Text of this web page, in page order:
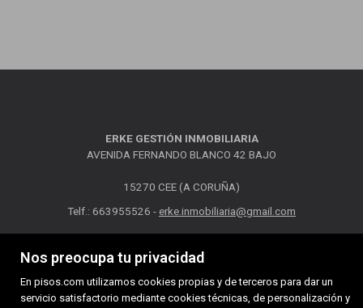
Nos preocupa tu privacidad
En pisos.com utilizamos cookies propias y de terceros para dar un
servicio satisfactorio mediante cookies técnicas, de personalización y
ERKE GESTIÓN INMOBILIARIA
AVENIDA FERNANDO BLANCO 42 BAJO
15270 CEE (A CORUÑA)
Telf.: 663955526 - erke.inmobiliaria@gmail.com
AVISO LEGAL